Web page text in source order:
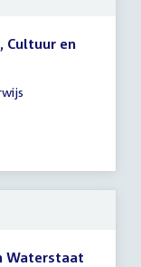
Cultuur en
Waterstaat